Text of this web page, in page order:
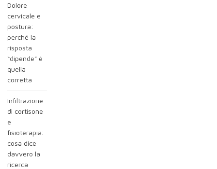
Dolore
cervicale e
postura:
perché la
risposta
“dipende” è
quella
corretta
Infiltrazione
di cortisone
e
fisioterapia:
cosa dice
davvero la
ricerca